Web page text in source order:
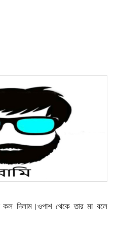
কল দিলাম।ওপাশ থেকে তার মা বলে